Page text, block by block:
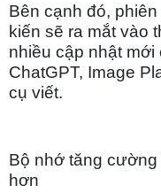
Bên cạnh đó,
kiến sẽ ra mắt vào
nhiều cập nhật
ChatGPT, Image
cụ viết.
Bộ nhớ tăng
hơn